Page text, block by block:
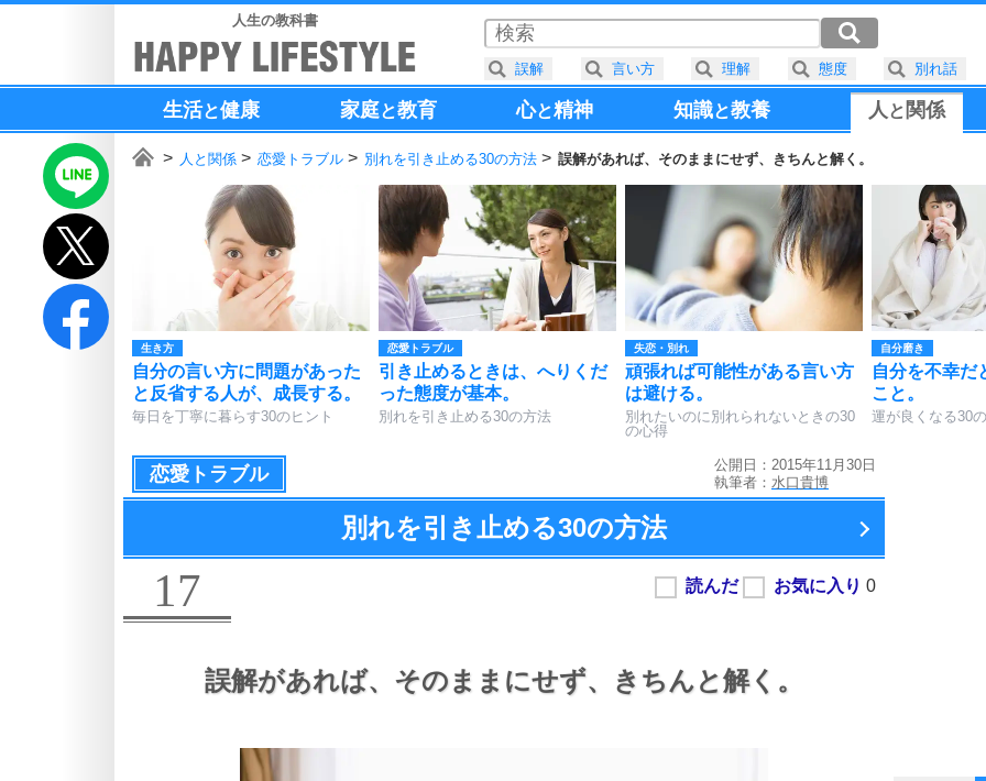
人生の教科書
生活と健康 家庭と教育 心と精神 知識と教養 人と 関係
人と関係 恋愛トラブル 別れを引き止める30の方法 誤解があれば、そのままにせず、きちんと解く。
生き方
自分の言い方に問題があった
と反省する人が、成長する。
毎日を丁寧に暮らす30のヒント
恋愛トラブル
引き止めるときは、へりくだ
った態度が基本。
別れを引き止める30の方法
失恋・別れ
頑張れば可能性がある言い方
は避ける。
別れたいのに別れられないときの30
の心得
自分磨き
自分を不幸だ
こと。
運が良くなる30
恋愛トラブル
公開日：2015年11月30日
執筆者： 水口貴博
別れを引き止める30の方法
17
誤解があれば、 そのままにせず、 きちんと解く。
誤解 言い方 理解 態度 別れ話